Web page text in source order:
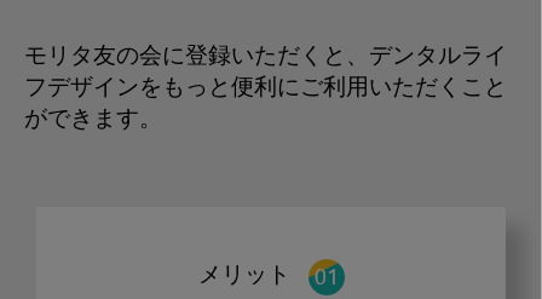
モリタ友の会に登録いただくと、デンタルライ
フデザインをもっと便利にご利用いただくこと
ができます。
メリット